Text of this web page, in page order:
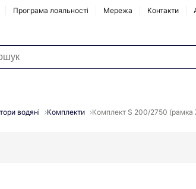
Програма лояльності Мережа Контакти
водяні Комплекти Комплект S 200/2750 (рамка